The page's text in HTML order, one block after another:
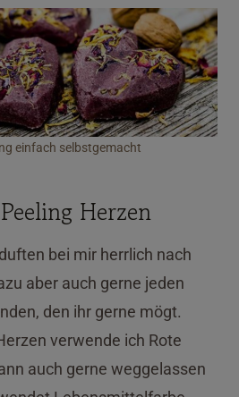
einfach selbstgemacht
Herzen
bei mir herrlich nach
aber auch gerne jeden
den ihr gerne mögt.
verwende ich Rote
auch gerne weggelassen